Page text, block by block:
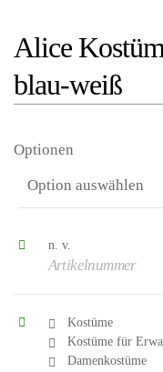
Alice
blau-weiß
Optionen
n. v.
Artikelnummer
Kostüme
Kostüme für
Damenkostüme